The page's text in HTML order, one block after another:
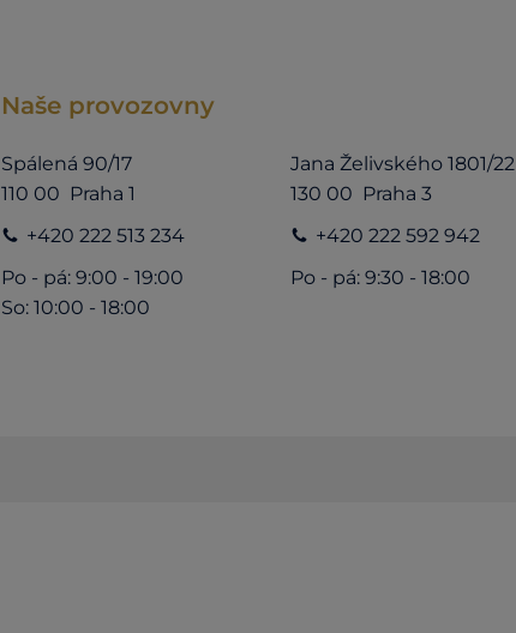
Naše provozovny
Spálená 90/17
110 00 Praha 1
+420 222 513 234
Po - pá: 9:00 - 19:00
So: 10:00 - 18:00
Jana Želivského 1801/22
130 00 Praha 3
+420 222 592 942
Po - pá: 9:30 - 18:00